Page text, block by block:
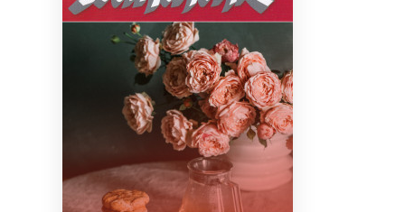
+370 667 80 541
info@elvislab.lt